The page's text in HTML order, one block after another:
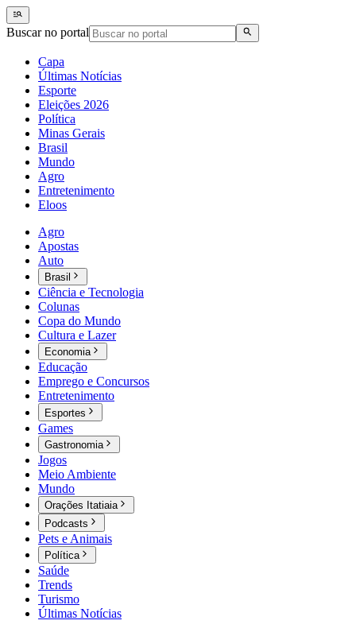
Buscar no portal
Capa
Últimas Notícias
Esporte
Eleições 2026
Política
Minas Gerais
Brasil
Mundo
Agro
Entretenimento
Eloos
Agro
Apostas
Auto
Brasil
Ciência e Tecnologia
Colunas
Copa do Mundo
Cultura e Lazer
Economia
Educação
Emprego e Concursos
Entretenimento
Esportes
Games
Gastronomia
Jogos
Meio Ambiente
Mundo
Orações Itatiaia
Podcasts
Pets e Animais
Política
Saúde
Trends
Turismo
Últimas Notícias